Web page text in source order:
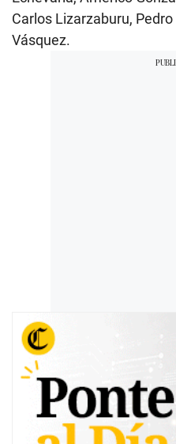
Carlos Lizarzaburu,
Vásquez.